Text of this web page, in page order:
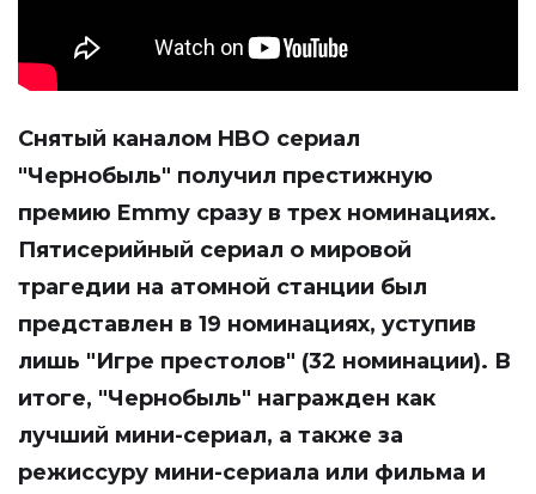
Снятый каналом HBO сериал
"Чернобыль" получил престижную
премию Emmy сразу в трех номинациях.
Пятисерийный сериал о мировой
трагедии на атомной станции был
представлен в 19 номинациях, уступив
лишь "Игре престолов" (32 номинации). В
итоге, "Чернобыль" награжден как
лучший мини-сериал, а также за
режиссуру мини-сериала или фильма и